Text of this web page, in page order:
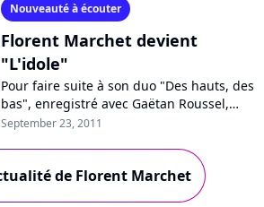
Nouveauté à écouter
Florent Marchet devient
"L'idole"
Pour faire suite à son duo "Des hauts, des
bas", enregistré avec Gaëtan Roussel,
Florent Marchet a choisi comme nouveau
September 23, 2011
de Florent Marchet